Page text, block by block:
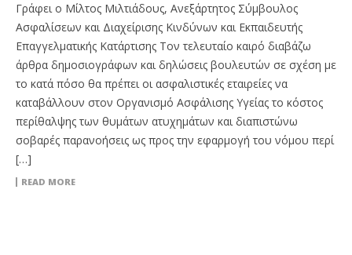
Γράφει ο Μίλτος Μιλτιάδους, Ανεξάρτητος Σύμβουλος
Ασφαλίσεων και Διαχείρισης Κινδύνων και Εκπαιδευτής
Επαγγελματικής Κατάρτισης Τον τελευταίο καιρό διαβάζω
άρθρα δημοσιογράφων και δηλώσεις βουλευτών σε σχέση με
το κατά πόσο θα πρέπει οι ασφαλιστικές εταιρείες να
καταβάλλουν στον Οργανισμό Ασφάλισης Υγείας το κόστος
περίθαλψης των θυμάτων ατυχημάτων και διαπιστώνω
σοβαρές παρανοήσεις ως προς την εφαρμογή του νόμου περί
[…]
READ MORE